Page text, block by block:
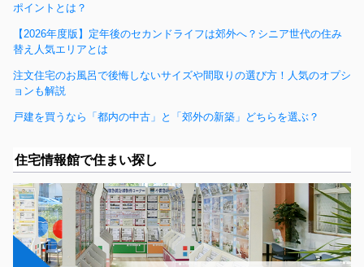
ポイントとは？
【2026年度版】定年後のセカンドライフは郊外へ？シニア世代の住み
替え人気エリアとは
注文住宅のお風呂で後悔しないサイズや間取りの選び方！人気のオプシ
ョンも解説
戸建を買うなら「都内の中古」と「郊外の新築」どちらを選ぶ？
住宅情報館で住まい探し